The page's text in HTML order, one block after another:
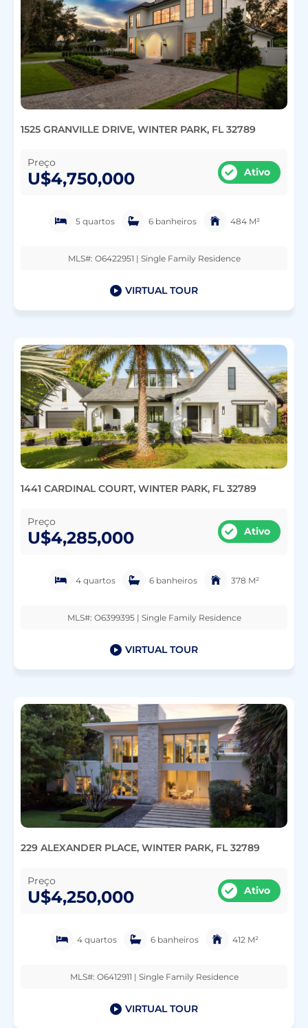
1525 GRANVILLE DRIVE, WINTER PARK, FL 32789
Preço
U$4,750,000 Ativo
5 quartos 6 banheiros 484 M²
MLS#: O6422951 | Single Family Residence
VIRTUAL TOUR
1441 CARDINAL COURT, WINTER PARK, FL 32789
Preço
U$4,285,000 Ativo
4 quartos 6 banheiros 378 M²
MLS#: O6399395 | Single Family Residence
VIRTUAL TOUR
229 ALEXANDER PLACE, WINTER PARK, FL 32789
Preço
U$4,250,000 Ativo
4 quartos 6 banheiros 412 M²
MLS#: O6412911 | Single Family Residence
VIRTUAL TOUR